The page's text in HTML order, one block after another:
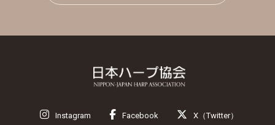
Instagram Facebook X（Twitter）